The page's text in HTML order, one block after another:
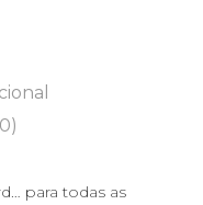
para todas as